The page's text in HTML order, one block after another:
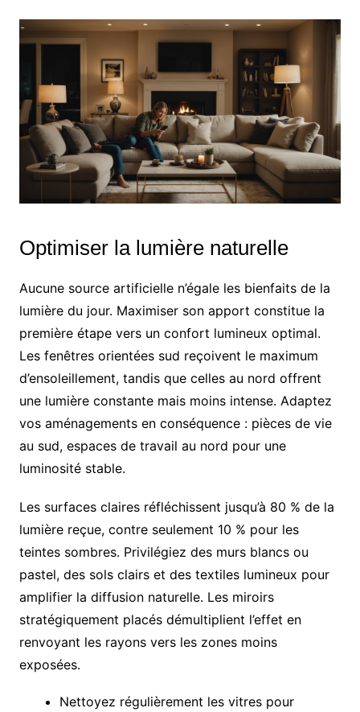
Optimiser la lumière naturelle
Aucune source artificielle n’égale les bienfaits de la
lumière du jour. Maximiser son apport constitue la
première étape vers un confort lumineux optimal.
Les fenêtres orientées sud reçoivent le maximum
d’ensoleillement, tandis que celles au nord offrent
une lumière constante mais moins intense. Adaptez
vos aménagements en conséquence : pièces de vie
au sud, espaces de travail au nord pour une
luminosité stable.
Les surfaces claires réfléchissent jusqu’à 80 % de la
lumière reçue, contre seulement 10 % pour les
teintes sombres. Privilégiez des murs blancs ou
pastel, des sols clairs et des textiles lumineux pour
amplifier la diffusion naturelle. Les miroirs
stratégiquement placés démultiplient l’effet en
renvoyant les rayons vers les zones moins
exposées.
Nettoyez régulièrement les vitres pour